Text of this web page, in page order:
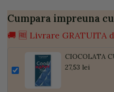
Cumpara impreuna
🚚 🆓 Livrare GRATUITA
CIOCOLATA
BIO 60G
27,53 lei